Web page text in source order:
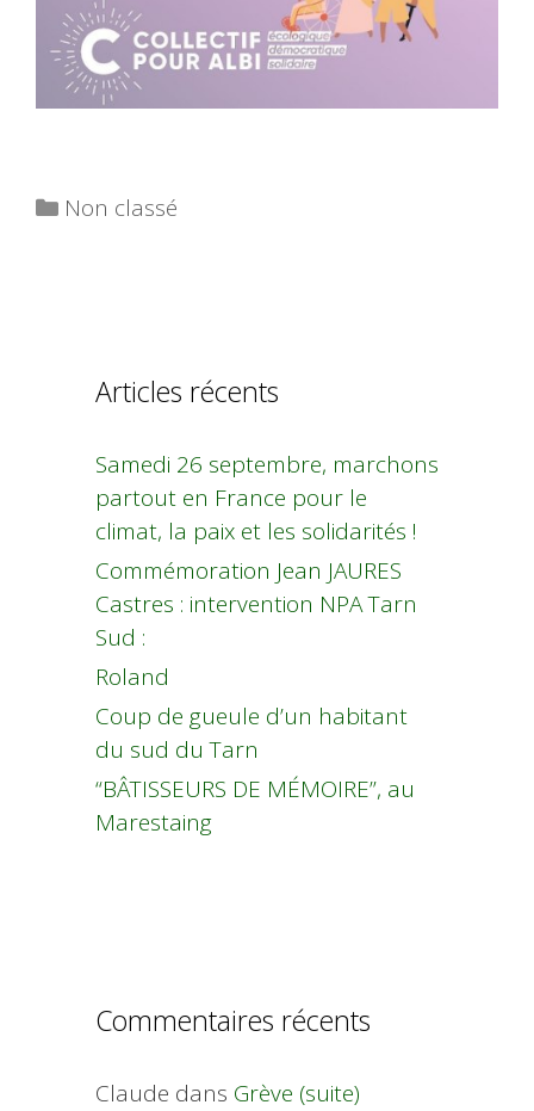
Catégories
Non classé
Articles récents
Samedi 26 septembre, marchons
partout en France pour le
climat, la paix et les solidarités !
Commémoration Jean JAURES
Castres : intervention NPA Tarn
Sud :
Roland
Coup de gueule d’un habitant
du sud du Tarn
“BÂTISSEURS DE MÉMOIRE”, au
Marestaing
Commentaires récents
Claude dans Grève (suite)